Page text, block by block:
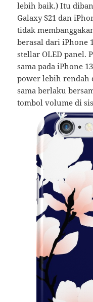
lebih baik.) Itu
Galaxy S21 dan
tidak
berasal dari iPhone
stellar OLED panel.
sama pada iPhone
power lebih rendah
sama berlaku
tombol volume di